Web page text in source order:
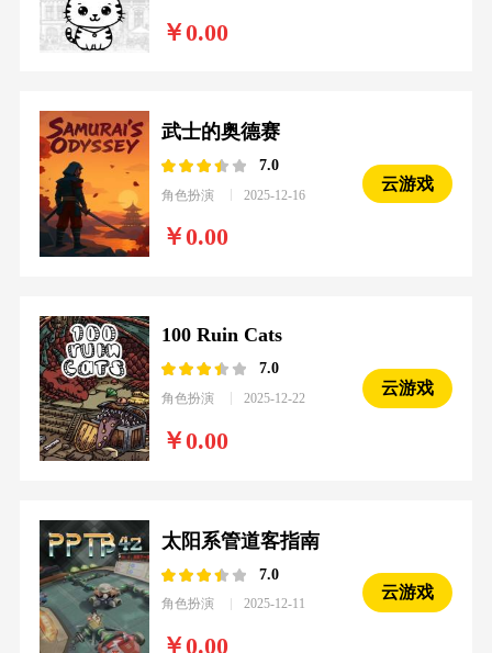
0.00
武士的奥德赛
7.0
角色扮演 2025-12-16
0.00
云游戏
100 Ruin Cats
7.0
角色扮演 2025-12-22
0.00
云游戏
太阳系管道客指南
7.0
角色扮演 2025-12-11
0.00
云游戏